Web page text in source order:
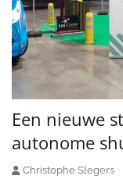
Een nieuwe
autonome
Christophe Slegers